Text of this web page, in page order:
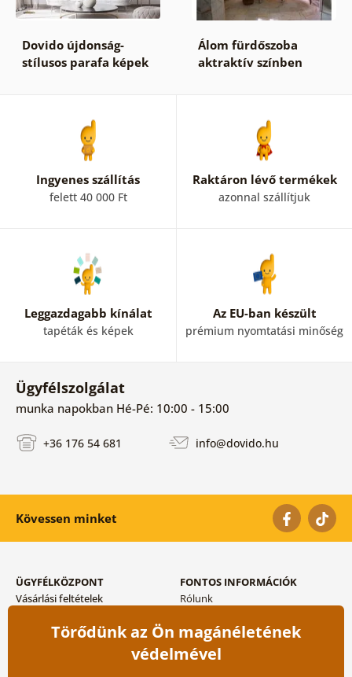
Dovido újdonság-
stílusos parafa képek
Álom fürdőszoba
aktraktív színben
Ingyenes szállítás
felett 40 000 Ft
Raktáron lévő termékek
azonnal szállítjuk
Leggazdagabb kínálat
tapéták és képek
Az EU-ban készült
prémium nyomtatási minőség
Ügyfélszolgálat
munka napokban Hé-Pé: 10:00 - 15:00
+36 176 54 681 info@dovido.hu
Kövessen minket
ÜGYFÉLKÖZPONT
Vásárlási feltételek
Szállítási és fizetési módok
FONTOS INFORMÁCIÓK
Rólunk
Blog
Kapcsolat
Nagykereskedelmi
Törődünk az Ön magánéletének
védelmével